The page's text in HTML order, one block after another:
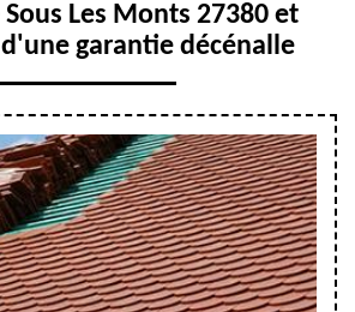
Les Monts 27380 et
garantie décénalle